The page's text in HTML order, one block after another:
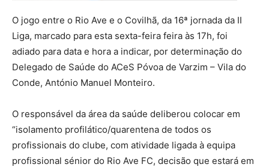
O jogo entre o Rio Ave e o Covilhã, da 16ª jornada da II
Liga, marcado para esta sexta-feira feira às 17h, foi
adiado para data e hora a indicar, por determinação do
Delegado de Saúde do ACeS Póvoa de Varzim – Vila do
Conde, António Manuel Monteiro.
O responsável da área da saúde deliberou colocar em
“isolamento profilático/quarentena de todos os
profissionais do clube, com atividade ligada à equipa
profissional sénior do Rio Ave FC, decisão que estará em